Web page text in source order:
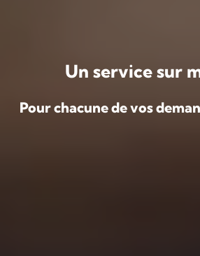
Un service sur
Pour chacune de vos